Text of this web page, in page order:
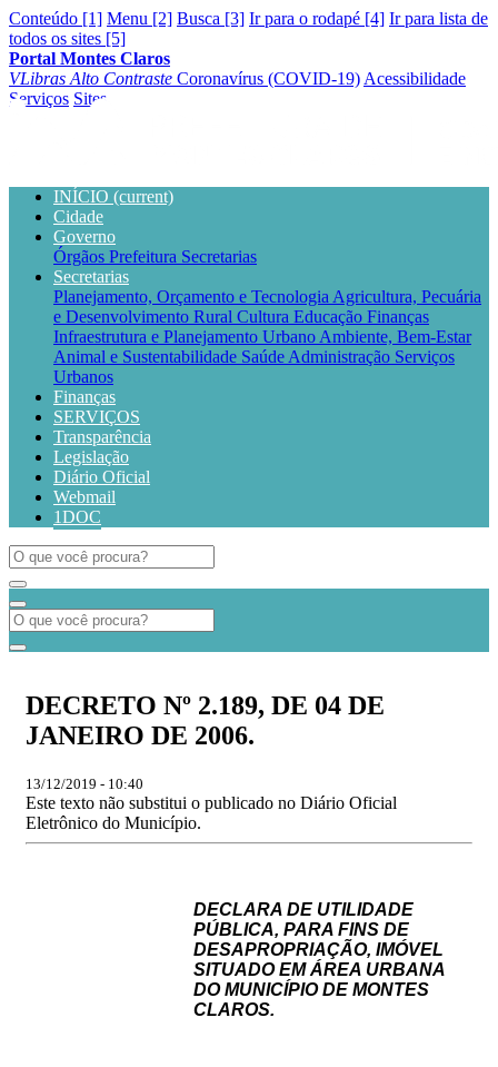
Conteúdo [1] Menu [2] Busca [3] Ir para o rodapé [4] Ir para lista de
todos os sites [5]
Portal Montes Claros
VLibras Alto Contraste Coronavírus (COVID-19) Acessibilidade
Serviços Sites
INÍCIO (current)
Cidade
Governo
Órgãos Prefeitura Secretarias
Secretarias
Planejamento, Orçamento e Tecnologia Agricultura, Pecuária
e Desenvolvimento Rural Cultura Educação Finanças
Infraestrutura e Planejamento Urbano Ambiente, Bem-Estar
Animal e Sustentabilidade Saúde Administração Serviços
Urbanos
Finanças
SERVIÇOS
Transparência
Legislação
Diário Oficial
Webmail
1DOC
DECRETO Nº 2.189, DE 04 DE
JANEIRO DE 2006.
13/12/2019 - 10:40
Este texto não substitui o publicado no Diário Oficial
Eletrônico do Município.
DECLARA DE UTILIDADE
PÚBLICA, PARA FINS DE
DESAPROPRIAÇÃO, IMÓVEL
SITUADO EM ÁREA URBANA
DO MUNICÍPIO DE MONTES
CLAROS.